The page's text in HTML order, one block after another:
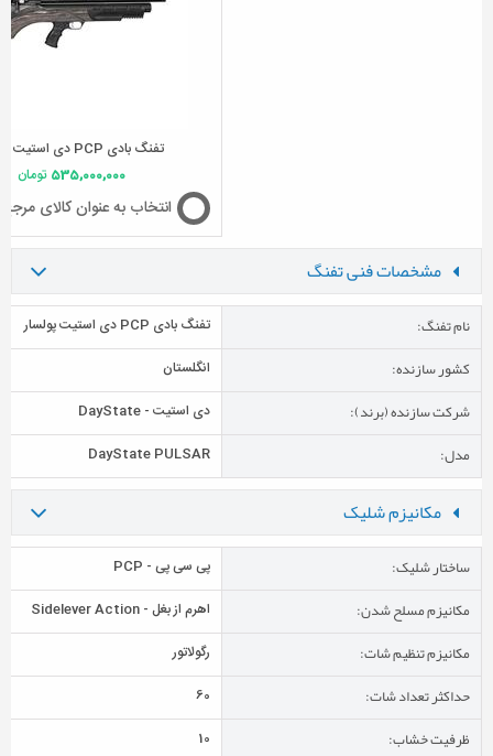
تفنگ بادی PCP دی استیت پولسار
535,000,000 تومان
انتخاب به عنوان کالای مرجع
مشخصات فنی تفنگ
نام تفنگ: تفنگ بادی PCP دی استیت پولسار
کشور سازنده: انگلستان
شرکت سازنده (برند): دی استیت - DayState
مدل: DayState PULSAR
مکانیزم شلیک
ساختار شلیک: پی سی پی - PCP
مکانیزم مسلح شدن: اهرم از بغل - Sidelever Action
مکانیزم تنظیم شات: رگولاتور
حداکثر تعداد شات: 60
ظرفیت خشاب: 10